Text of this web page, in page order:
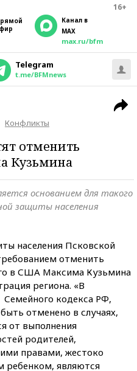
16+
Канал в
MAX
max.ru/bfm
Telegram
t.me/BFMnews
Конфликты
отменить
Кузьмина
основанием для такого
защиты населения
населения Псковской
отменить
в США Максима Кузьмина
региона. «В
Семейного кодекса РФ,
отменено в случаях,
от выполнения
родителей,
правами, жестоко
ребенком, являются